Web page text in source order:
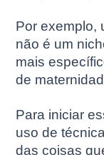
Por exemplo,
não é um
mais
de
Para iniciar
uso de
das coisas